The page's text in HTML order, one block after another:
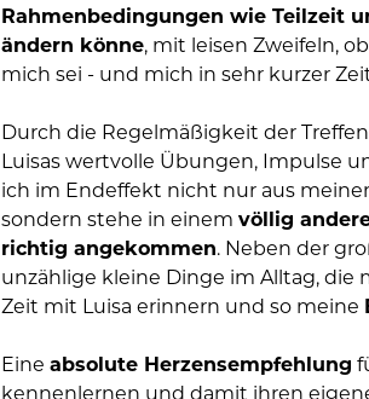
Rahmenbedingungen wie Teilzeit
ändern könne, mit leisen Zweifeln,
mich sei - und mich in sehr kurzer
Durch die Regelmäßigkeit der
Luisas wertvolle Übungen, Impulse
ich im Endeffekt nicht nur aus
sondern stehe in einem völlig
richtig angekommen. Neben der
unzählige kleine Dinge im Alltag,
Zeit mit Luisa erinnern und so meine
Eine absolute Herzensempfehlung
kennenlernen und damit ihren